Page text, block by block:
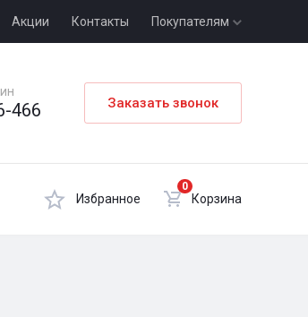
Акции Контакты Покупателям
466 Заказать звонок
Избранное
0
Корзина